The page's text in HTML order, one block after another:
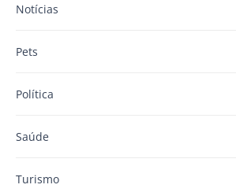
Notícias
Pets
Política
Saúde
Turismo